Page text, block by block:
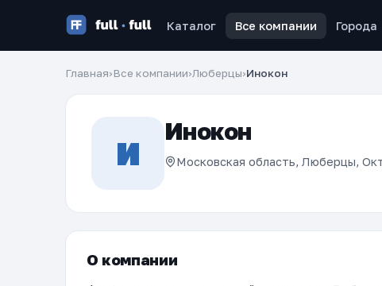
Каталог Все компании Города
Главная›Все компании›Люберцы›Инокон
И
Инокон
Московская область, Люберцы,
О компании